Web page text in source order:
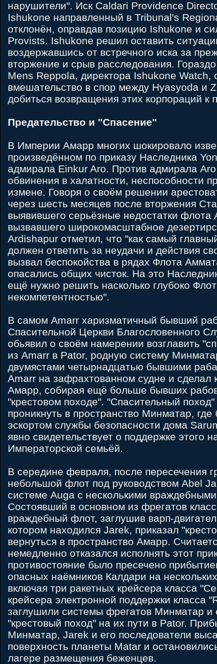
нарушители". Иск Caldari Providence
Ishukone направленный в Tribunal's
отклонён, оправдав позицию Ishukone и
Provists. Ishukone решил оставить
воздержавшись от встречного иска за
вторжение и срыв расследования.
Mens Reppola, директора Ishukone Watch,
вмешательство в спор между Hyasyoda и
добиться возвращения этих корпораций к
Предательство и "Спасение"
В Империи Амарр многих шокировало
произведённом по приказу Наследника
адмирала Einkur Aro. Против адмирала
обвинения в халатности, неспособности
измене. Говоря о своём решении
через шесть месяцев после вторжения
выявившего серьёзные недостатки флота
вызвавшего широкомасштабное
Ardishapur отметил, что "как самый
должен ответить за неудачи и действия
вызвал беспокойства в рядах Флота
опасались общих чисток. На это
ещё нужно решить насколько глубоко
некомпетентностью".
В самом Amarr харизматичный бывший
Спасительной Церкви Благословенного
обьявил о своём намерении возглавить
из Amarr в Pator, родную систему
двумястами четырнадцатью бывшими
Amarr на зафрахтованном судне и сделал
Амарр, собирая ещё больше бывших
"крестовом походе". "Спасительный
проникнуть в пространство Минматар, где
эскортом службы безопасности дома
явно свидетельствует о поддержке этого
Императорской семьёй.
В середине февраля, после пересечения
небольшой флот под руководством Abel
системе Auga с несколькими
Состоявший в основном из фрегатов
враждебный флот, заглушив варп-
котором находился Jarek, приказал
вернуться в пространство Амарр.
немедленно отказался исполнять этот
противостояние было пресечено
опасных наёмников Калдари на
включая три ракетных крейсера класса
крейсера электронной поддержки класса
заглушили системы фрегатов Минматар и
"крестовый поход" на их пути в Pator.
Минматар, Jarek и его последователи
поверхность планеты Matar и
лагере размещения беженцев.